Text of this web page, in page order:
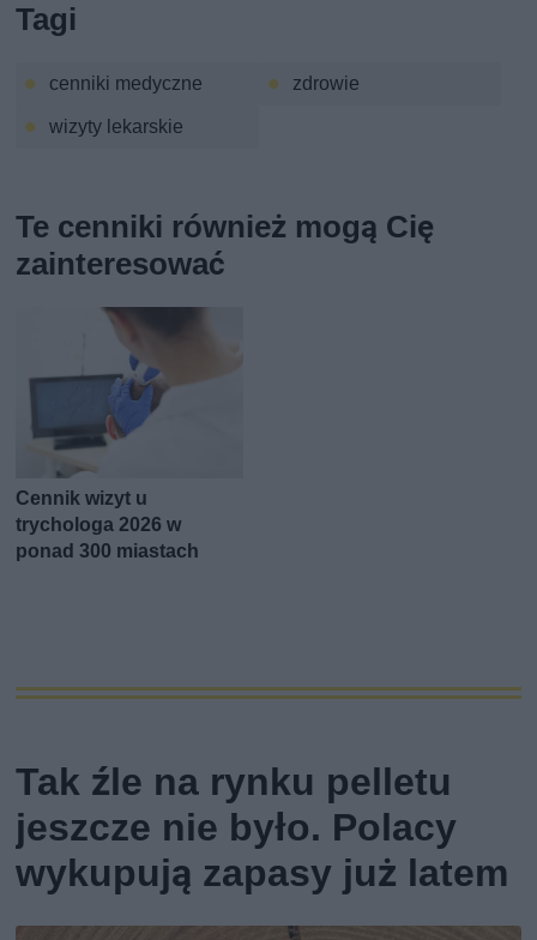
Tagi
cenniki medyczne
zdrowie
wizyty lekarskie
Te cenniki również mogą Cię
zainteresować
Cennik wizyt u
trychologa 2026 w
ponad 300 miastach
Tak źle na rynku pelletu
jeszcze nie było. Polacy
wykupują zapasy już latem